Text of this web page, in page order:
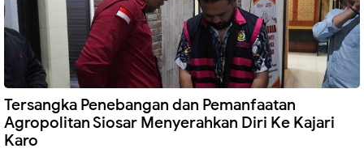
Tersangka Penebangan dan Pemanfaatan
Agropolitan Siosar Menyerahkan Diri Ke Kajari
Karo